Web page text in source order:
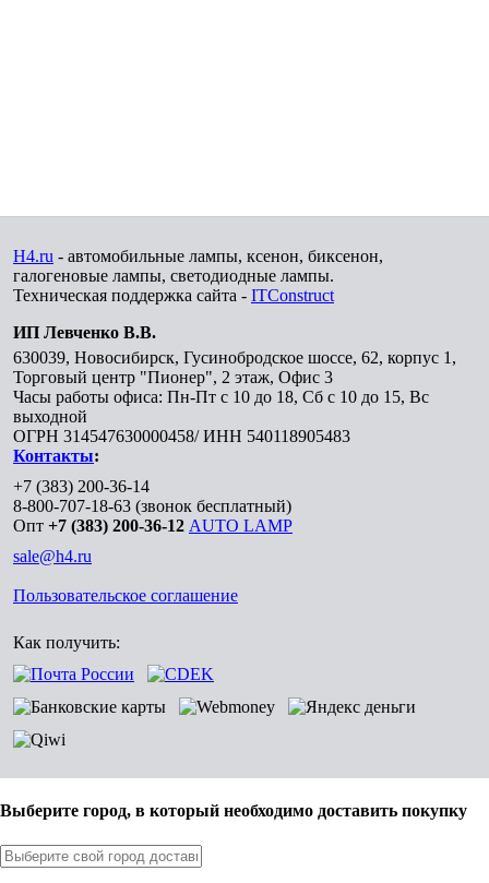
H4.ru - автомобильные лампы, ксенон, биксенон,
галогеновые лампы, светодиодные лампы.
Техническая поддержка сайта - ITConstruct
ИП Левченко В.В.
630039, Новосибирск, Гусинобродское шоссе, 62, корпус 1,
Торговый центр "Пионер", 2 этаж, Офис 3
Часы работы офиса: Пн-Пт с 10 до 18, Сб с 10 до 15, Вс
выходной
ОГРН 314547630000458/ ИНН 540118905483
Контакты:
+7 (383) 200-36-14
8-800-707-18-63 (звонок бесплатный)
Опт +7 (383) 200-36-12 AUTO LAMP
sale@h4.ru
Пользовательское соглашение
Как получить:
Выберите город, в который необходимо доставить покупку